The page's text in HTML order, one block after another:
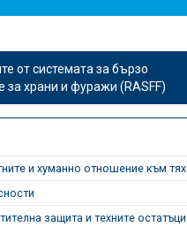
от системата за бързо
храни и фуражи (RASFF)
и хуманно отношение към тях
защита и техните остатъци